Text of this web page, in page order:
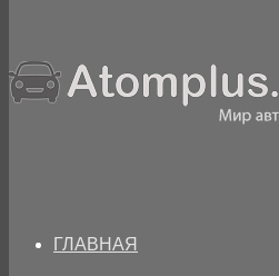
ГЛАВНАЯ